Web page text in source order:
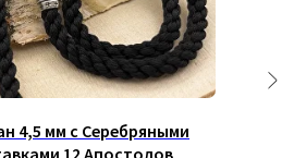
4,5 мм с Серебряными